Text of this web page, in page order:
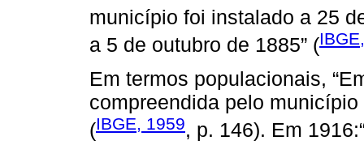
município foi instalado a 25
a 5 de outubro de 1885” (
Em termos populacionais,
compreendida pelo
(IBGE, 1959, p. 146). Em